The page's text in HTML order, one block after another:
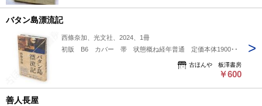
バタン島漂流記
西條奈加、光文社、2024、1冊
初版 B6 カバー 帯 状態概ね経年普通 定価本体1900円
古ほんや 板澤書房
￥600
善人長屋